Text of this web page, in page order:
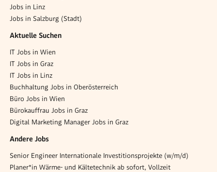
Jobs in Linz
Jobs in Salzburg (Stadt)
Aktuelle Suchen
IT Jobs in Wien
IT Jobs in Graz
IT Jobs in Linz
Buchhaltung Jobs in Oberösterreich
Büro Jobs in Wien
Bürokauffrau Jobs in Graz
Digital Marketing Manager Jobs in Graz
Andere Jobs
Senior Engineer Internationale Investitionsprojekte (w/m/d)
Planer*in Wärme- und Kältetechnik ab sofort, Vollzeit